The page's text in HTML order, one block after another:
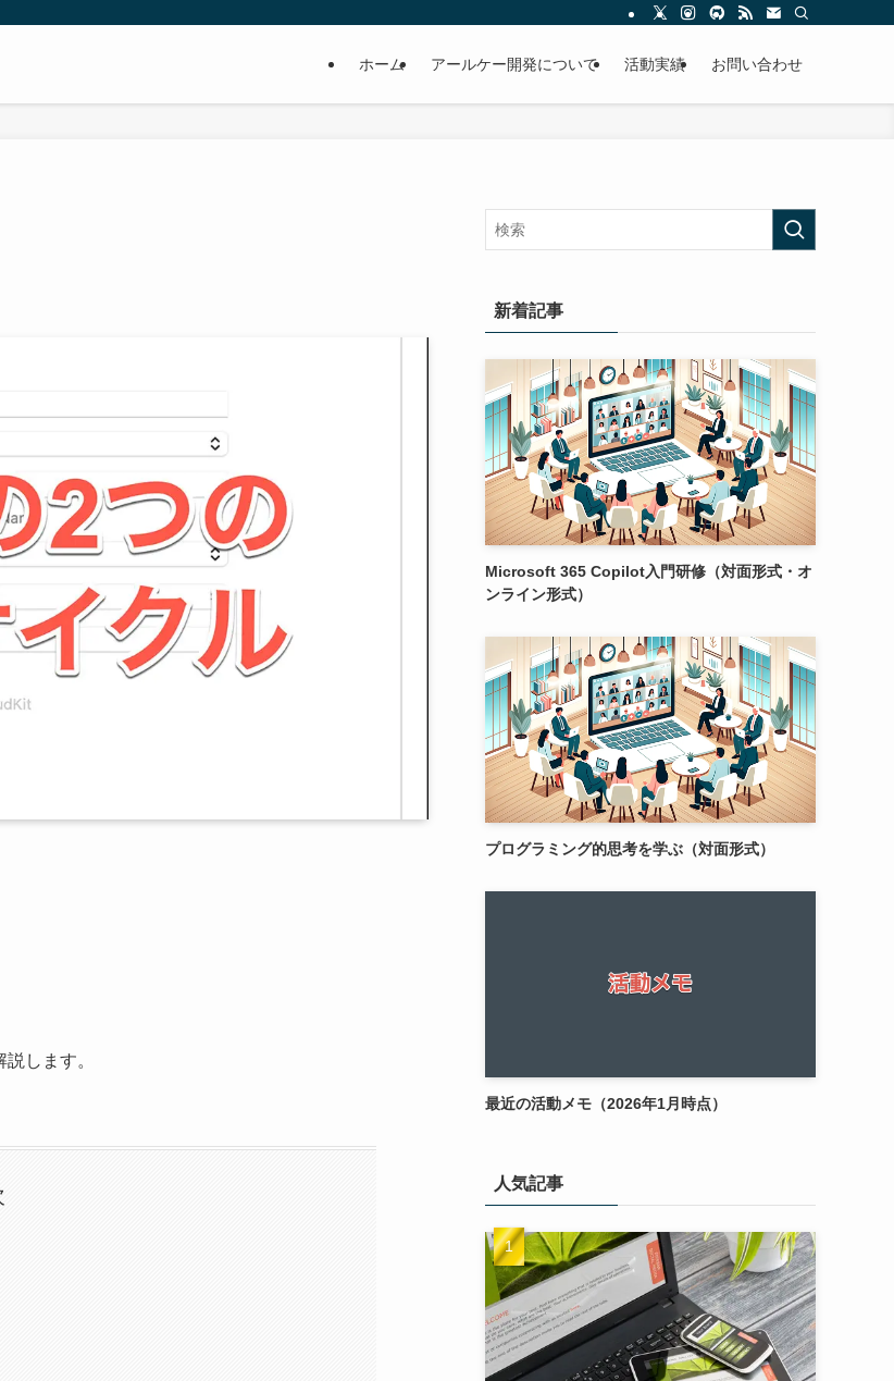
ホーム アールケー開発について 活動実績 お問い合わせ
します。
新着記事
Microsoft 365 Copilot入門研修（対面形式・オ
ンライン形式）
プログラミング的思考を学ぶ（対面形式）
最近の活動メモ（2026年1月時点）
人気記事